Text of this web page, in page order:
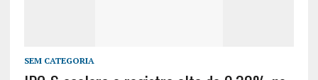
SEM CATEGORIA